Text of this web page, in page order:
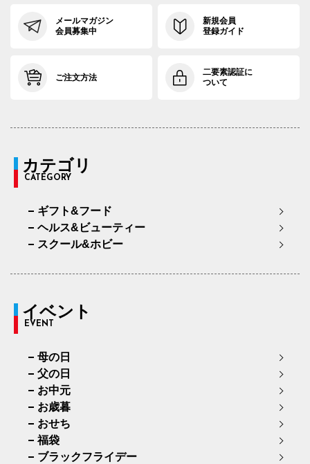
メールマガジン
会員募集中
新規会員
登録ガイド
ご注文方法
二要素認証に
ついて
カテゴリ
CATEGORY
ギフト&フード
ヘルス&ビューティー
スクール&ホビー
イベント
EVENT
母の日
父の日
お中元
お歳暮
おせち
福袋
ブラックフライデー